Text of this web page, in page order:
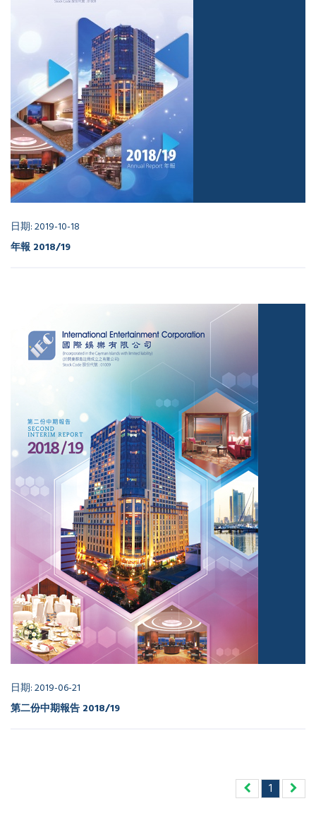
日期: 2019-10-18
年報 2018/19
日期: 2019-06-21
第二份中期報告 2018/19
1